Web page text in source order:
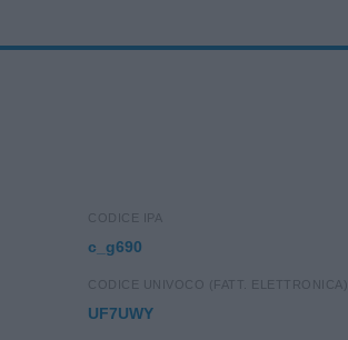
CODICE IPA
c_g690
CODICE UNIVOCO (FATT. ELETTRONICA)
UF7UWY